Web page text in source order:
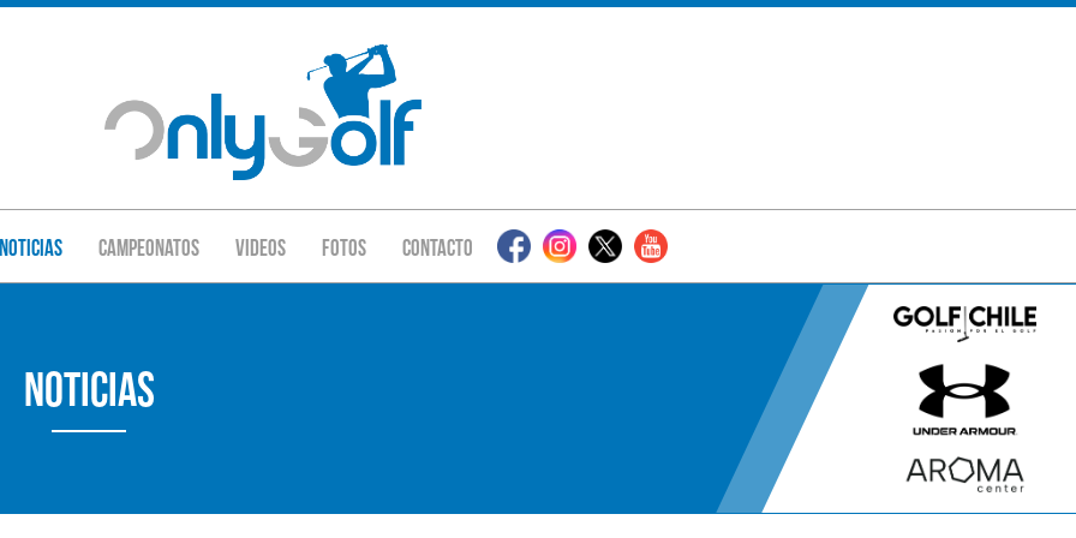
Noticias Campeonatos Videos Fotos Contacto
Noticias